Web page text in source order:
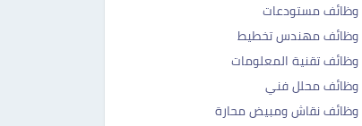
وظائف مستودعات
وظائف مهندس تخطيط
وظائف تقنية المعلومات
وظائف محلل فني
وظائف نقاش ومبيض محارة